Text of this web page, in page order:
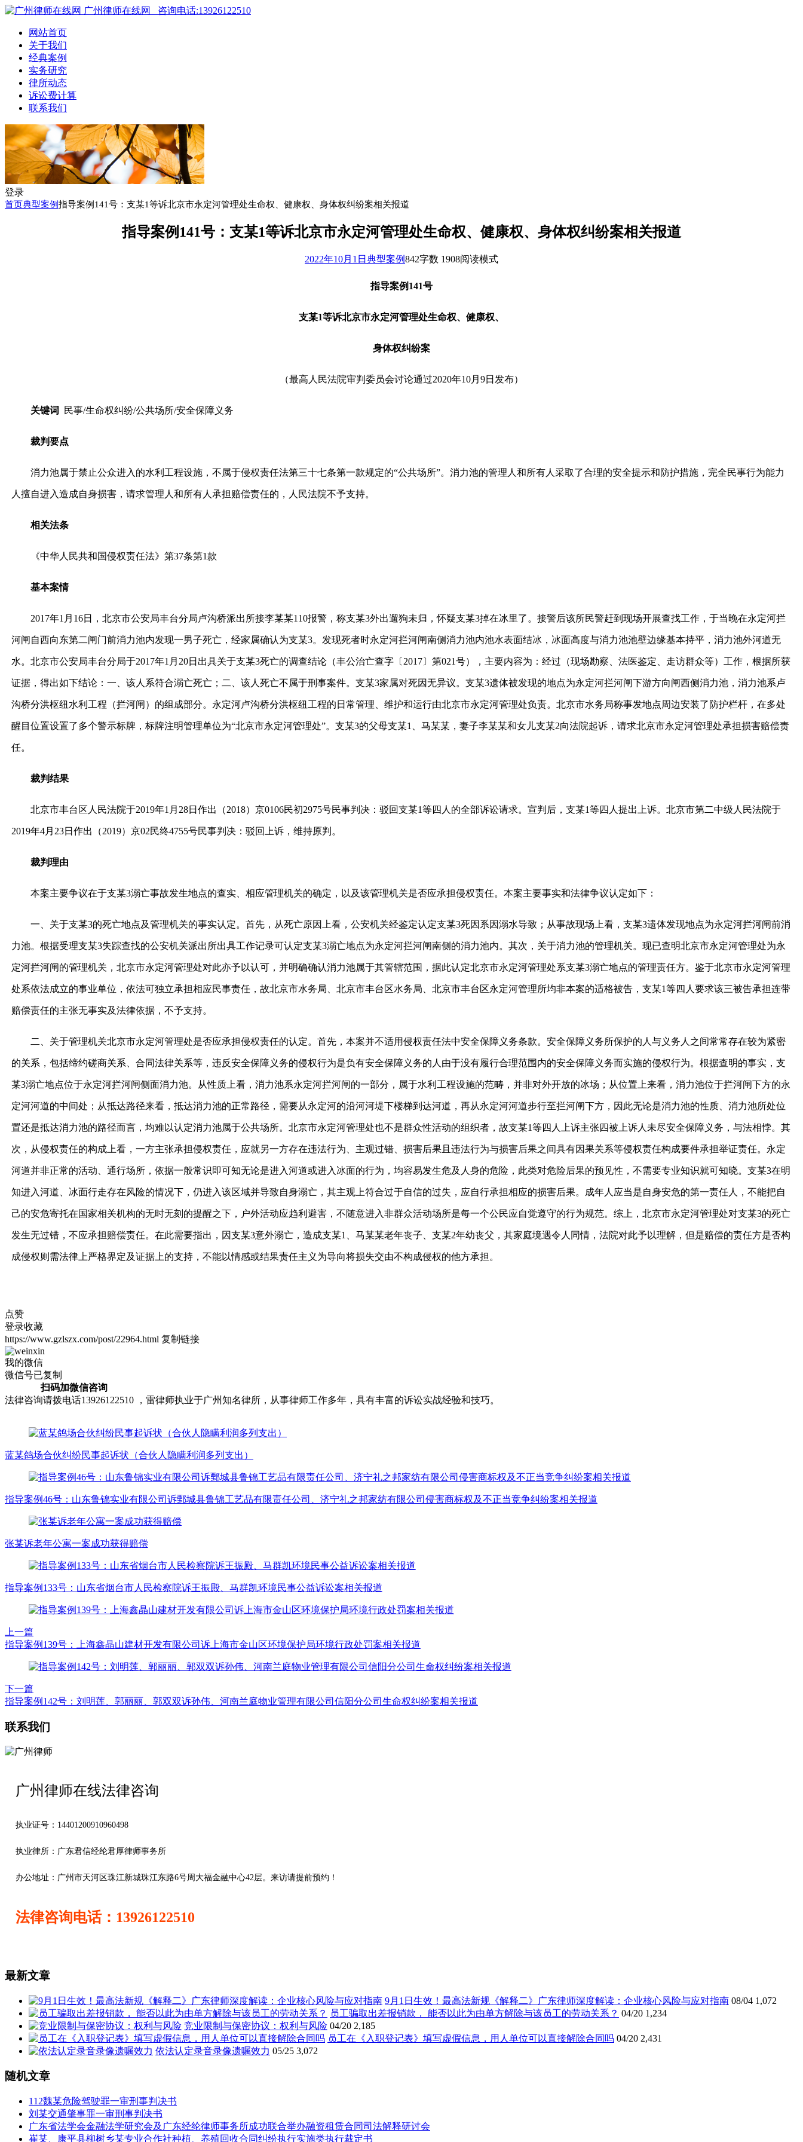
广州律师在线网 咨询电话:13926122510
网站首页
关于我们
经典案例
实务研究
律所动态
诉讼费计算
联系我们
登录
首页典型案例指导案例141号：支某1等诉北京市永定河管理处生命权、健康权、身体权纠纷案相关报道
指导案例141号：支某1等诉北京市永定河管理处生命权、健康权、身体权纠纷案相关报道
2022年10月1日 典型案例842字数 1908阅读模式
指导案例141号
支某1等诉北京市永定河管理处生命权、健康权、
身体权纠纷案
（最高人民法院审判委员会讨论通过2020年10月9日发布）
关键词 民事/生命权纠纷/公共场所/安全保障义务
裁判要点
消力池属于禁止公众进入的水利工程设施，不属于侵权责任法第三十七条第一款规定的“公共场所”。消力池的管理人和所有人采取了合理的安全提示和防护措施，完全民事行为能力
人擅自进入造成自身损害，请求管理人和所有人承担赔偿责任的，人民法院不予支持。
相关法条
《中华人民共和国侵权责任法》第37条第1款
基本案情
2017年1月16日，北京市公安局丰台分局卢沟桥派出所接李某某110报警，称支某3外出遛狗未归，怀疑支某3掉在冰里了。接警后该所民警赶到现场开展查找工作，于当晚在永定河拦
河闸自西向东第二闸门前消力池内发现一男子死亡，经家属确认为支某3。发现死者时永定河拦河闸南侧消力池内池水表面结冰，冰面高度与消力池池壁边缘基本持平，消力池外河道无
水。北京市公安局丰台分局于2017年1月20日出具关于支某3死亡的调查结论（丰公治亡查字〔2017〕第021号），主要内容为：经过（现场勘察、法医鉴定、走访群众等）工作，根据所获
证据，得出如下结论：一、该人系符合溺亡死亡；二、该人死亡不属于刑事案件。支某3家属对死因无异议。支某3遗体被发现的地点为永定河拦河闸下游方向闸西侧消力池，消力池系卢
沟桥分洪枢纽水利工程（拦河闸）的组成部分。永定河卢沟桥分洪枢纽工程的日常管理、维护和运行由北京市永定河管理处负责。北京市水务局称事发地点周边安装了防护栏杆，在多处
醒目位置设置了多个警示标牌，标牌注明管理单位为“北京市永定河管理处”。支某3的父母支某1、马某某，妻子李某某和女儿支某2向法院起诉，请求北京市永定河管理处承担损害赔偿责
任。
裁判结果
北京市丰台区人民法院于2019年1月28日作出（2018）京0106民初2975号民事判决：驳回支某1等四人的全部诉讼请求。宣判后，支某1等四人提出上诉。北京市第二中级人民法院于
2019年4月23日作出（2019）京02民终4755号民事判决：驳回上诉，维持原判。
裁判理由
本案主要争议在于支某3溺亡事故发生地点的查实、相应管理机关的确定，以及该管理机关是否应承担侵权责任。本案主要事实和法律争议认定如下：
一、关于支某3的死亡地点及管理机关的事实认定。首先，从死亡原因上看，公安机关经鉴定认定支某3死因系因溺水导致；从事故现场上看，支某3遗体发现地点为永定河拦河闸前消
力池。根据受理支某3失踪查找的公安机关派出所出具工作记录可认定支某3溺亡地点为永定河拦河闸南侧的消力池内。其次，关于消力池的管理机关。现已查明北京市永定河管理处为永
定河拦河闸的管理机关，北京市永定河管理处对此亦予以认可，并明确确认消力池属于其管辖范围，据此认定北京市永定河管理处系支某3溺亡地点的管理责任方。鉴于北京市永定河管理
处系依法成立的事业单位，依法可独立承担相应民事责任，故北京市水务局、北京市丰台区水务局、北京市丰台区永定河管理所均非本案的适格被告，支某1等四人要求该三被告承担连带
赔偿责任的主张无事实及法律依据，不予支持。
二、关于管理机关北京市永定河管理处是否应承担侵权责任的认定。首先，本案并不适用侵权责任法中安全保障义务条款。安全保障义务所保护的人与义务人之间常常存在较为紧密
的关系，包括缔约磋商关系、合同法律关系等，违反安全保障义务的侵权行为是负有安全保障义务的人由于没有履行合理范围内的安全保障义务而实施的侵权行为。根据查明的事实，支
某3溺亡地点位于永定河拦河闸侧面消力池。从性质上看，消力池系永定河拦河闸的一部分，属于水利工程设施的范畴，并非对外开放的冰场；从位置上来看，消力池位于拦河闸下方的永
定河河道的中间处；从抵达路径来看，抵达消力池的正常路径，需要从永定河的沿河河堤下楼梯到达河道，再从永定河河道步行至拦河闸下方，因此无论是消力池的性质、消力池所处位
置还是抵达消力池的路径而言，均难以认定消力池属于公共场所。北京市永定河管理处也不是群众性活动的组织者，故支某1等四人上诉主张四被上诉人未尽安全保障义务，与法相悖。其
次，从侵权责任的构成上看，一方主张承担侵权责任，应就另一方存在违法行为、主观过错、损害后果且违法行为与损害后果之间具有因果关系等侵权责任构成要件承担举证责任。永定
河道并非正常的活动、通行场所，依据一般常识即可知无论是进入河道或进入冰面的行为，均容易发生危及人身的危险，此类对危险后果的预见性，不需要专业知识就可知晓。支某3在明
知进入河道、冰面行走存在风险的情况下，仍进入该区域并导致自身溺亡，其主观上符合过于自信的过失，应自行承担相应的损害后果。成年人应当是自身安危的第一责任人，不能把自
己的安危寄托在国家相关机构的无时无刻的提醒之下，户外活动应趋利避害，不随意进入非群众活动场所是每一个公民应自觉遵守的行为规范。综上，北京市永定河管理处对支某3的死亡
发生无过错，不应承担赔偿责任。在此需要指出，因支某3意外溺亡，造成支某1、马某某老年丧子、支某2年幼丧父，其家庭境遇令人同情，法院对此予以理解，但是赔偿的责任方是否构
成侵权则需法律上严格界定及证据上的支持，不能以情感或结果责任主义为导向将损失交由不构成侵权的他方承担。
点赞
登录收藏
https://www.gzlszx.com/post/22964.html 复制链接
我的微信
微信号已复制
扫码加微信咨询
法律咨询请拨电话13926122510 ，雷律师执业于广州知名律所，从事律师工作多年，具有丰富的诉讼实战经验和技巧。
蓝某鸽场合伙纠纷民事起诉状（合伙人隐瞒利润多列支出）
指导案例46号：山东鲁锦实业有限公司诉鄄城县鲁锦工艺品有限责任公司、济宁礼之邦家纺有限公司侵害商标权及不正当竞争纠纷案相关报道
张某诉老年公寓一案成功获得赔偿
指导案例133号：山东省烟台市人民检察院诉王振殿、马群凯环境民事公益诉讼案相关报道
上一篇
指导案例139号：上海鑫晶山建材开发有限公司诉上海市金山区环境保护局环境行政处罚案相关报道
下一篇
指导案例142号：刘明莲、郭丽丽、郭双双诉孙伟、河南兰庭物业管理有限公司信阳分公司生命权纠纷案相关报道
联系我们
广州律师在线法律咨询
执业证号：14401200910960498
执业律所：广东君信经纶君厚律师事务所
办公地址： 广州市天河区珠江新城珠江东路6号周大福金融中心42层。来访请提前预约！
法律咨询电话：13926122510
最新文章
9月1日生效！最高法新规《解释二》广东律师深度解读：企业核心风险与应对指南 08/04 1,072
员工骗取出差报销款， 能否以此为由单方解除与该员工的劳动关系？ 04/20 1,234
竞业限制与保密协议：权利与风险 04/20 2,185
员工在《入职登记表》填写虚假信息，用人单位可以直接解除合同吗 04/20 2,431
依法认定录音录像遗嘱效力 05/25 3,072
随机文章
112魏某危险驾驶罪一审刑事判决书
刘某交通肇事罪一审刑事判决书
广东省法学会金融法学研究会及广东经纶律师事务所成功联合举办融资租赁合同司法解释研讨会
崔某、康平县柳树乡某专业合作社种植、养殖回收合同纠纷执行实施类执行裁定书